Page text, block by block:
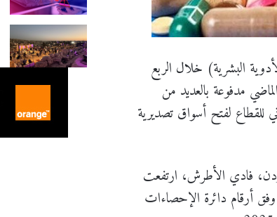
البشرية) خلال الربع
من العام الماضي مدفوعة بالعديد من
للقطاع لفتح أسواق تصديرية
فادي الأطرش، ارتفعت
أرقام دائرة الإحصاءات